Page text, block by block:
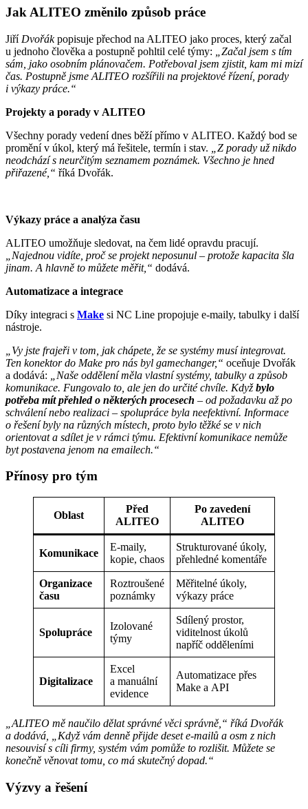
Jak ALITEO změnilo způsob práce
Jiří Dvořákpopisuje přechod na ALITEO jako proces, který začal
u jednoho člověka a postupně pohltil celé týmy:
„Začal jsem s tím
sám, jako osobním plánovačem. Potřeboval jsem zjistit, kam mi mizí
čas. Postupně jsme ALITEO rozšířili na projektové řízení, porady
i výkazy práce.“
Projekty a porady v ALITEO
Všechny porady vedení dnes běží přímo v ALITEO. Každý bod se
promění v úkol, který má řešitele, termín i stav.
„Z porady už nikdo
neodchází s neurčitým seznamem poznámek. Všechno je hned
přiřazené,“ říká Dvořák.
Výkazy práce a analýza času
ALITEO umožňuje sledovat, na čem lidé opravdu pracují.
„Najednou vidíte, proč se projekt neposunul – protože kapacita šla
jinam. A hlavně to můžete měřit,“ dodává.
Automatizace a integrace
Díky integraci s Make si NC Line propojuje e-maily, tabulky i další
nástroje.
„Vy jste frajeři v tom, jak chápete, že se systémy musí integrovat.
Ten konektor do Make pro nás byl gamechanger,“ oceňuje Dvořák
a dodává:
„Naše oddělení měla vlastní systémy, tabulky a způsob
komunikace. Fungovalo to, ale jen do určité chvíle. Kdyžbylo
potřeba mít přehled o některých procesech – od požadavku až po
schválení nebo realizaci – spolupráce byla neefektivní. Informace
o řešení byly na různých místech, proto bylo těžké se v nich
orientovat a sdílet je v rámci týmu. Efektivní komunikace nemůže
byt postavena jenom na emailech.“
Přínosy pro tým
Oblast
Před
ALITEO
Po zavedení
ALITEO
Komunikace
E-maily,
kopie, chaos
Strukturované úkoly,
přehledné komentáře
Organizace
času
Roztroušené
poznámky
Měřitelné úkoly,
výkazy práce
Spolupráce
Izolované
týmy
Sdílený prostor,
viditelnost úkolů
napříč odděleními
Digitalizace
Excel
a manuální
evidence
Automatizace přes
Make a API
„ALITEO mě naučilo dělat správné věci správně,“ říká Dvořák
a dodává, „Když vám denně přijde deset e-mailů a osm z nich
nesouvisí s cíli firmy, systém vám pomůže to rozlišit. Můžete se
konečně věnovat tomu, co má skutečný dopad.“
Výzvy a řešení